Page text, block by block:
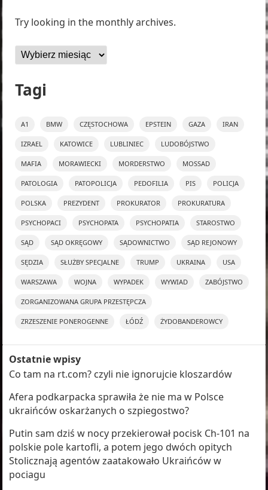
Try looking in the monthly archives.
Archiwa
Tagi
A1 BMW CZĘSTOCHOWA EPSTEIN GAZA IRAN
IZRAEL KATOWICE LUBLINIEC LUDOBÓJSTWO
MAFIA MORAWIECKI MORDERSTWO MOSSAD
PATOLOGIA PATOPOLICJA PEDOFILIA PIS POLICJA
POLSKA PREZYDENT PROKURATOR PROKURATURA
PSYCHOPACI PSYCHOPATA PSYCHOPATIA STAROSTWO
SĄD SĄD OKRĘGOWY SĄDOWNICTWO SĄD REJONOWY
SĘDZIA SŁUŻBY SPECJALNE TRUMP UKRAINA USA
WARSZAWA WOJNA WYPADEK WYWIAD ZABÓJSTWO
ZORGANIZOWANA GRUPA PRZESTĘPCZA
ZRZESZENIE PONEROGENNE ŁÓDŹ ŻYDOBANDEROWCY
Ostatnie wpisy
Co tam na rt.com? czyli nie ignorujcie kloszardów
Afera podkarpacka sprawiła że nie ma w Polsce
ukraińców oskarżanych o szpiegostwo?
Putin sam dziś w nocy przekierował pocisk Ch-101 na
polskie pole kartofli, a potem jego dwóch opitych
Stolicznają agentów zaatakowało Ukraińców w
pociagu